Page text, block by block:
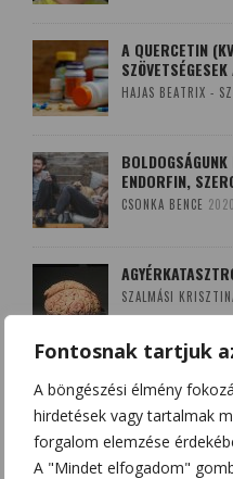
Fontosnak tartjuk
A böngészési élmény
hirdetések vagy tartalmak
forgalom elemzése
A "Mindet elfogadom"
A QUERCETIN
HAJAS BEATRIX -
ENDORFIN,
CSONKA BENCE
SZALMÁSI
A LEKOPOGÁS
SZOBOSZLAI